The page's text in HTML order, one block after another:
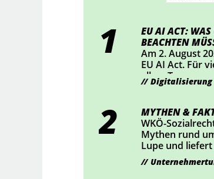
EU AI ACT:
BEACHTEN
Am 2. August
EU AI Act. Für
allem
Mittelpunkt.
sollte jetzt
Digitalisierung
MYTHEN &
WKÖ-
Mythen rund
Lupe und